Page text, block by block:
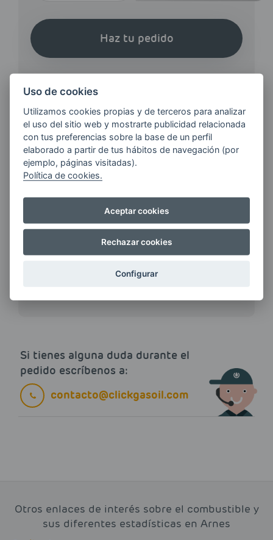
Haz tu pedido
¿QUIERES ESTAR AL DÍA DE
LAS
ÚLTIMAS NOVEDADES?
ENERGIAS por cualquier medio, incluido
Si tienes alguna duda durante el
pedido escríbenos a:
contacto@clickgasoil.com
Otros enlaces de interés sobre el combustible y
sus diferentes estadísticas en Arnes
Uso de cookies
Utilizamos cookies propias y de terceros para analizar
el uso del sitio web y mostrarte publicidad relacionada
con tus preferencias sobre la base de un perfil
elaborado a partir de tus hábitos de navegación (por
ejemplo, páginas visitadas).
Política de cookies.
Aceptar cookies
Rechazar cookies
Configurar